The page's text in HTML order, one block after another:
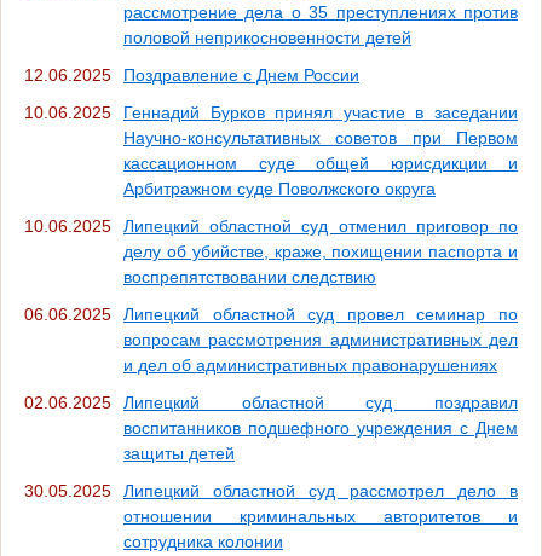
рассмотрение дела о 35 преступлениях против
половой неприкосновенности детей
12.06.2025
Поздравление с Днем России
10.06.2025
Геннадий Бурков принял участие в заседании
Научно-консультативных советов при Первом
кассационном суде общей юрисдикции и
Арбитражном суде Поволжского округа
10.06.2025
Липецкий областной суд отменил приговор по
делу об убийстве, краже, похищении паспорта и
воспрепятствовании следствию
06.06.2025
Липецкий областной суд провел семинар по
вопросам рассмотрения административных дел
и дел об административных правонарушениях
02.06.2025
Липецкий областной суд поздравил
воспитанников подшефного учреждения с Днем
защиты детей
30.05.2025
Липецкий областной суд рассмотрел дело в
отношении криминальных авторитетов и
сотрудника колонии